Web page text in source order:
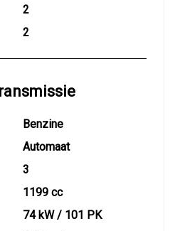
2
2
Benzine
Automaat
3
1199 cc
74 kW / 101 PK